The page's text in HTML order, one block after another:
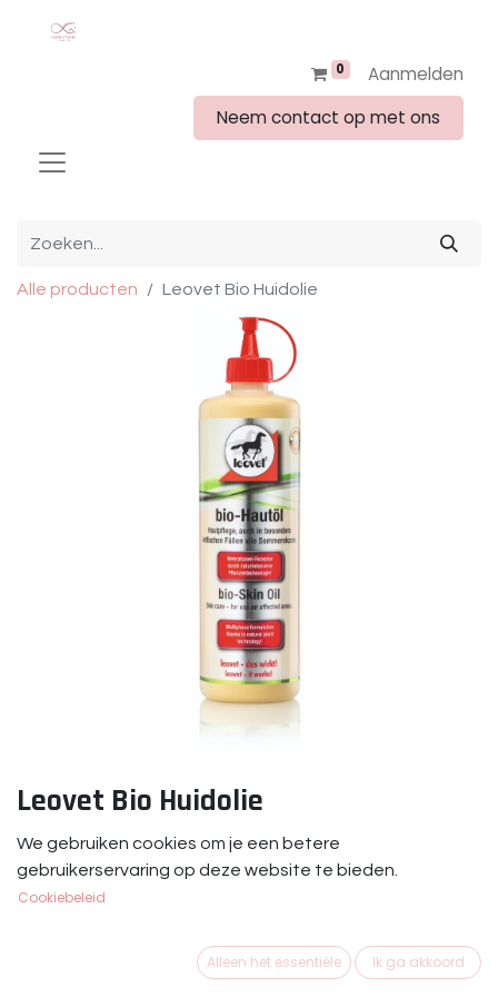
0
Aanmelden
Neem contact op met ons
Alle producten Leovet Bio Huidolie
Leovet Bio Huidolie
Leovet Bio Huidolie 500 ml.
€26,95
We gebruiken cookies om je een betere
gebruikerservaring op deze website te bieden.
Cookiebeleid
Alleen het essentiële Ik ga akkoord